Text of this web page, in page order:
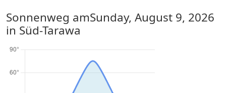
Sonnenweg amSunday, August 9, 2026
in Süd-Tarawa